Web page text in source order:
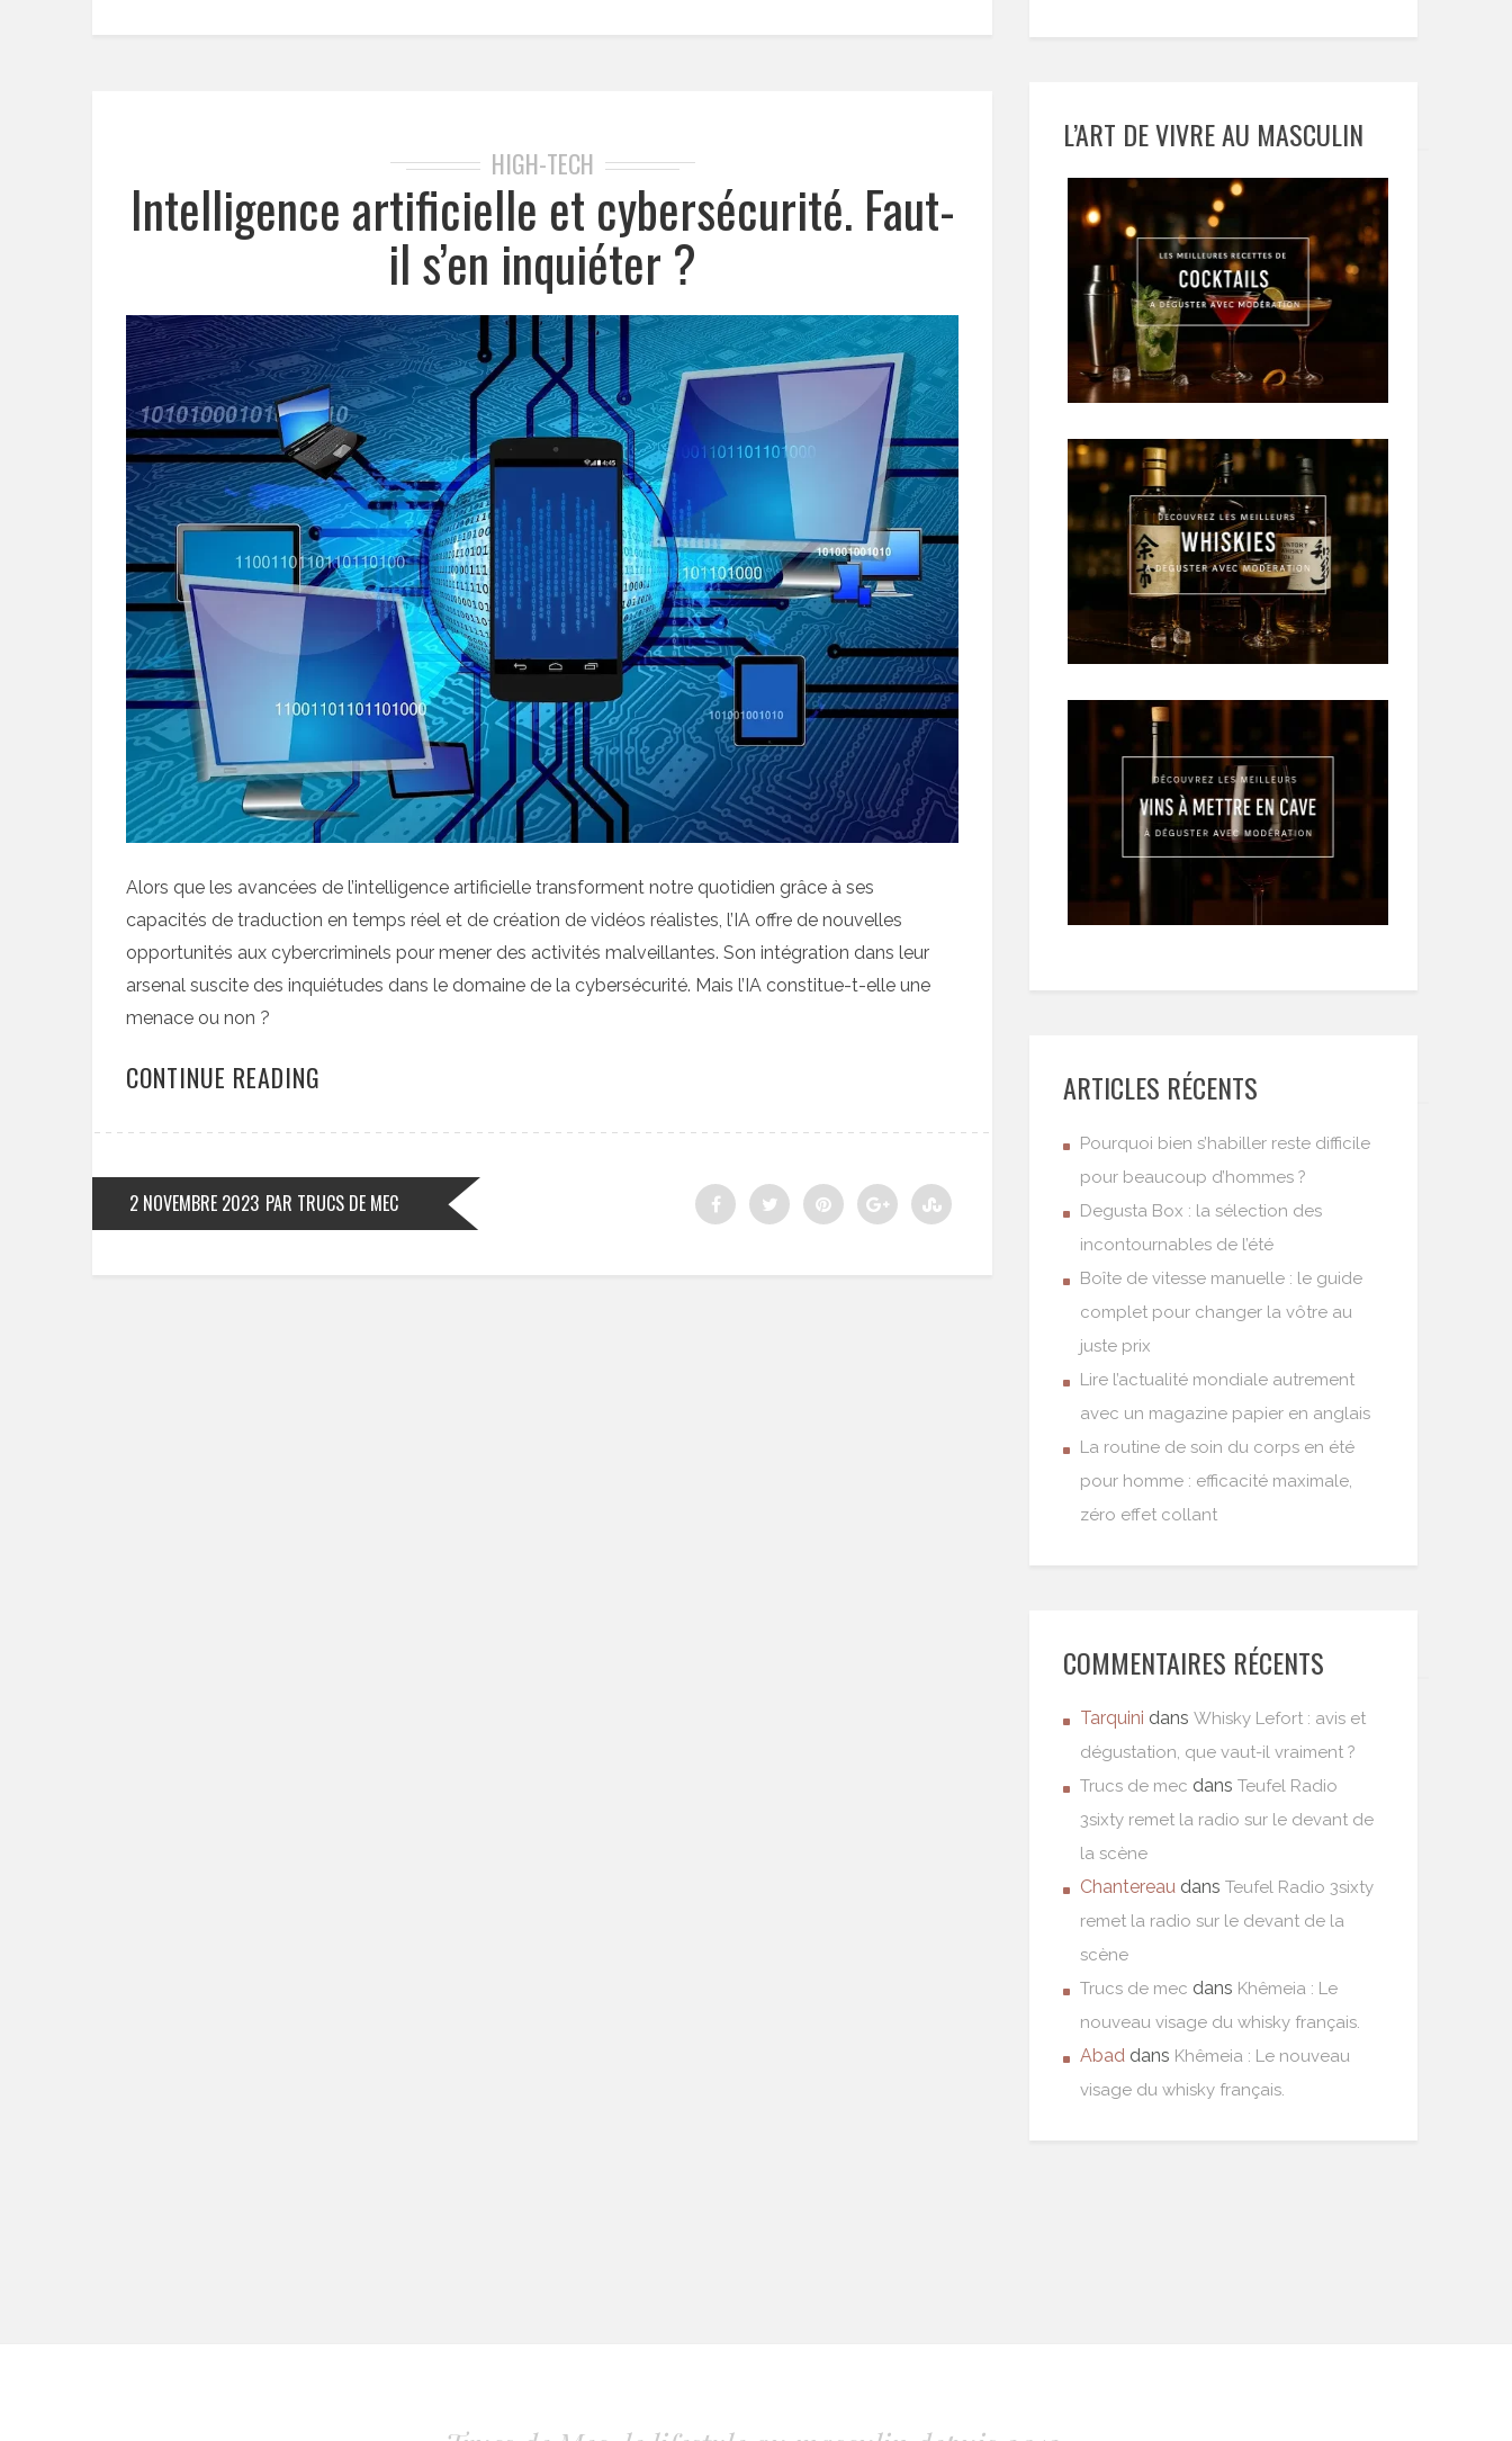
HIGH-TECH
Intelligence artificielle et cybersécurité. Faut-
il s’en inquiéter ?
Alors que les avancées de l’intelligence artificielle transforment notre quotidien grâce à ses
capacités de traduction en temps réel et de création de vidéos réalistes, l’IA offre de nouvelles
opportunités aux cybercriminels pour mener des activités malveillantes. Son intégration dans leur
arsenal suscite des inquiétudes dans le domaine de la cybersécurité. Mais l’IA constitue-t-elle une
menace ou non ?
CONTINUE READING
2 NOVEMBRE 2023 PAR TRUCS DE MEC
L’ART DE VIVRE AU MASCULIN
ARTICLES RÉCENTS
Pourquoi bien s’habiller reste difficile
pour beaucoup d’hommes ?
Degusta Box : la sélection des
incontournables de l’été
Boîte de vitesse manuelle : le guide
complet pour changer la vôtre au
juste prix
Lire l’actualité mondiale autrement
avec un magazine papier en anglais
La routine de soin du corps en été
pour homme : efficacité maximale,
zéro effet collant
COMMENTAIRES RÉCENTS
Tarquini dans Whisky Lefort : avis et
dégustation, que vaut-il vraiment ?
Trucs de mec dans Teufel Radio
3sixty remet la radio sur le devant de
la scène
Chantereau dans Teufel Radio 3sixty
remet la radio sur le devant de la
scène
Trucs de mec dans Khêmeia : Le
nouveau visage du whisky français.
Abad dans Khêmeia : Le nouveau
visage du whisky français.